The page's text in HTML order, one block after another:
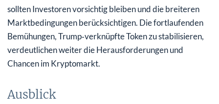
sollten Investoren vorsichtig bleiben und die breiteren
Marktbedingungen berücksichtigen. Die fortlaufenden
Bemühungen, Trump‑verknüpfte Token zu stabilisieren,
verdeutlichen weiter die Herausforderungen und
Chancen im Kryptomarkt.
Ausblick